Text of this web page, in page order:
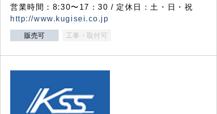
営業時間：8:30〜17：30 / 定休日：土・日・祝
http://www.kugisei.co.jp
販売可 工事・取付可